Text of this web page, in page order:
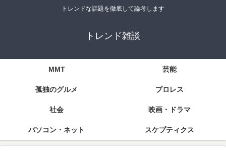
トレンドな話題を徹底して論考します
トレンド雑談
MMT 芸能
孤独のグルメ プロレス
社会 映画・ドラマ
パソコン・ネット スケプティクス